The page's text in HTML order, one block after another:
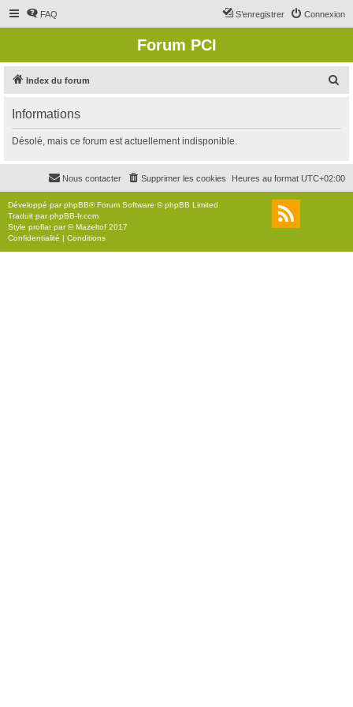
FAQ Connexion
S’enregistrer
Forum PCI
Index du forum
r
c
r
Informations
Désolé, mais ce forum est actuellement indisponible.
Heures au format UTC+02:00
Supprimer les cookies
Nous contacter
Développé parphpBB® Forum Software © phpBB Limited
Traduit parphpBB-fr.com
Style proflat par ©Mazeltof 2017
Confidentialité | Conditions